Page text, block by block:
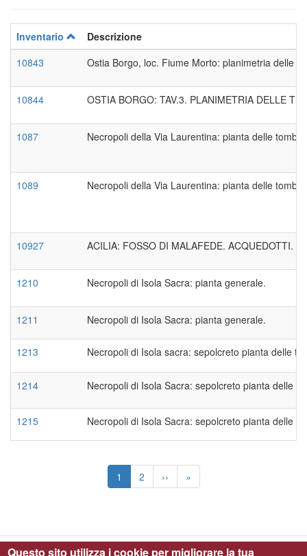
Inventario
Descrizione
10843
Ostia Borgo, loc. Fiume Morto: planimetria delle
10844 OSTIA BORGO: TAV.3. PLANIMETRIA DELLE
1087 Necropoli della Via Laurentina: pianta delle tombe
1089 Necropoli della Via Laurentina: pianta delle tombe
10927 ACILIA: FOSSO DI MALAFEDE. ACQUEDOTTI.
1210 Necropoli di Isola Sacra: pianta generale.
1211 Necropoli di Isola Sacra: pianta generale.
1213 Necropoli di Isola sacra: sepolcreto pianta delle
1214 Necropoli di Isola Sacra: sepolcreto pianta delle
1215 Necropoli di Isola Sacra: sepolcreto pianta delle
Pagina
attuale
1 Page
2
Pagina
successiva
››
Ultima
pagina
»
Questo sito utilizza i cookie per migliorare la tua